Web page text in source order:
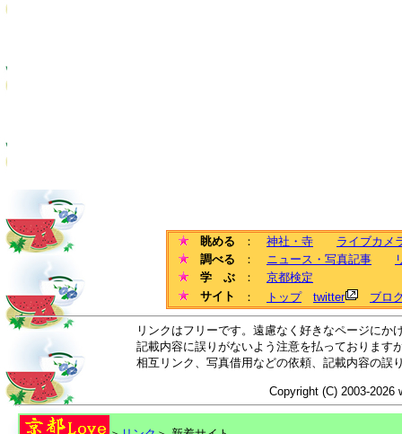
眺める ： 神社・寺
ライブカメ
調べる
： ニュース・写真記事
学 ぶ
： 京都検定
サイト
： トップ twitter ブロ
リンクはフリーです。遠慮なく好きなページに
記載内容に誤りがないよう注意を払っております
相互リンク、写真借用などの依頼、記載内容の誤
Copyright (C) 2003-2026